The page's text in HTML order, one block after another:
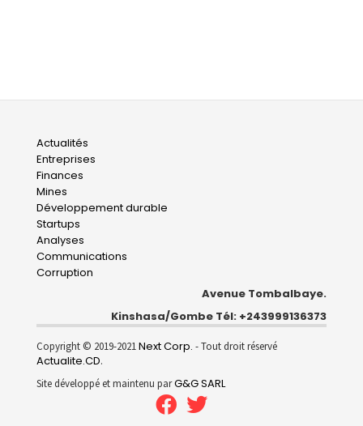
Main
navigation
Actualités
Entreprises
Finances
Mines
Développement durable
Startups
Analyses
Communications
Corruption
Avenue Tombalbaye.
Kinshasa/Gombe Tél: +243999136373
Copyright © 2019-2021Next Corp. - Tout droit réservé
Actualite.CD.
Site développé et maintenu parG&G SARL